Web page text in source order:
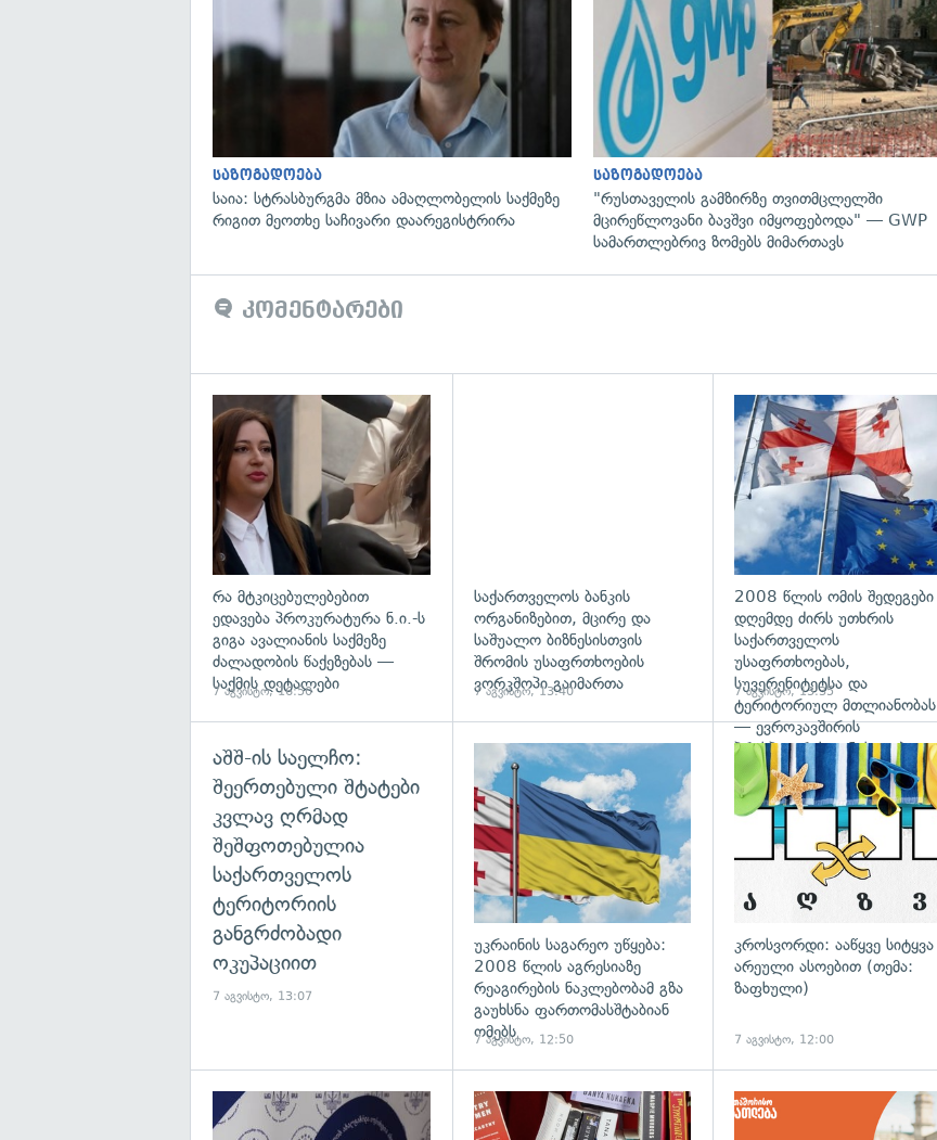
საზოგადოება
საია: სტრასბურგმა მზია ამაღლობელის საქმეზე
რიგით მეოთხე საჩივარი დაარეგისტრირა
საზოგადოება
"რუსთაველის გამზირზე თვითმცლელში
მცირეწლოვანი ბავშვი იმყოფებოდა" — GWP
სამართლებრივ ზომებს მიმართავს
კომენტარები
რა მტკიცებულებებით
ედავება პროკურატურა ნ.ი.-ს
გიგა ავალიანის საქმეზე
ძალადობის წაქეზებას —
საქმის დეტალები
7 აგვისტო, 16:50
საქართველოს ბანკის
ორგანიზებით, მცირე და
საშუალო ბიზნესისთვის
შრომის უსაფრთხოების
ვორკშოპი გაიმართა
7 აგვისტო, 13:40
2008 წლის ომის შედეგები
დღემდე ძირს უთხრის
საქართველოს
უსაფრთხოებას,
სუვერენიტეტსა და
ტერიტორიულ მთლიანობას
— ევროკავშირის
პრესპიკერის განცხადება
7 აგვისტო, 13:35
აშშ-ის საელჩო:
შეერთებული შტატები
კვლავ ღრმად
შეშფოთებულია
საქართველოს
ტერიტორიის
განგრძობადი
ოკუპაციით
7 აგვისტო, 13:07
გადახედვა
უკრაინის საგარეო უწყება:
2008 წლის აგრესიაზე
რეაგირების ნაკლებობამ გზა
გაუხსნა ფართომასშტაბიან
ომებს
7 აგვისტო, 12:50
კროსვორდი: ააწყვე სიტყვა
არეული ასოებით (თემა:
ზაფხული)
7 აგვისტო, 12:00
გადახედვა გადახედვა